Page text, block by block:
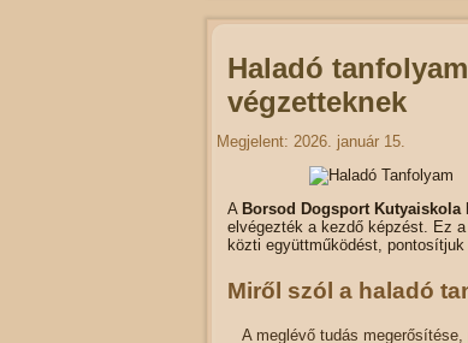
Haladó
végzetteknek
Megjelent: 2026. január 15.
A Borsod Dogsport Kutyaiskola
elvégezték a kezdő képzést. Ez
közti együttműködést,
Miről szól a haladó
A meglévő tudás